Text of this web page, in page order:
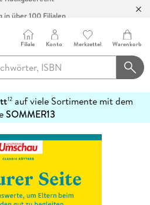
Filiale Konto Merkzettel Warenkorb
12auf viele Sortimente mit dem
SOMMER13